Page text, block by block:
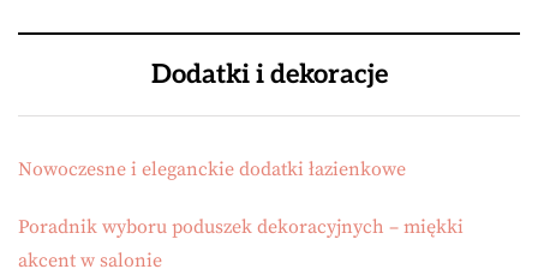
Dodatki i dekoracje
Nowoczesne i eleganckie dodatki łazienkowe
Poradnik wyboru poduszek dekoracyjnych – miękki
akcent w salonie